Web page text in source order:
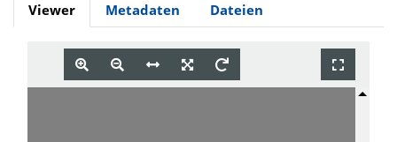
Viewer Metadaten Dateien